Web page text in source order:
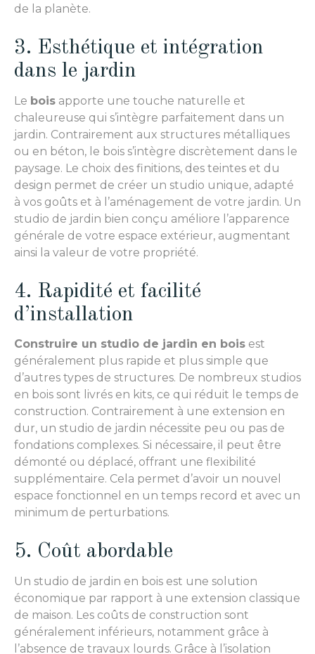
de la planète.
3. Esthétique et intégration
dans le jardin
Le bois apporte une touche naturelle et
chaleureuse qui s’intègre parfaitement dans un
jardin. Contrairement aux structures métalliques
ou en béton, le bois s’intègre discrètement dans le
paysage. Le choix des finitions, des teintes et du
design permet de créer un studio unique, adapté
à vos goûts et à l’aménagement de votre jardin. Un
studio de jardin bien conçu améliore l’apparence
générale de votre espace extérieur, augmentant
ainsi la valeur de votre propriété.
4. Rapidité et facilité
d’installation
Construire un studio de jardin en bois est
généralement plus rapide et plus simple que
d’autres types de structures. De nombreux studios
en bois sont livrés en kits, ce qui réduit le temps de
construction. Contrairement à une extension en
dur, un studio de jardin nécessite peu ou pas de
fondations complexes. Si nécessaire, il peut être
démonté ou déplacé, offrant une flexibilité
supplémentaire. Cela permet d’avoir un nouvel
espace fonctionnel en un temps record et avec un
minimum de perturbations.
5. Coût abordable
Un studio de jardin en bois est une solution
économique par rapport à une extension classique
de maison. Les coûts de construction sont
généralement inférieurs, notamment grâce à
l’absence de travaux lourds. Grâce à l’isolation